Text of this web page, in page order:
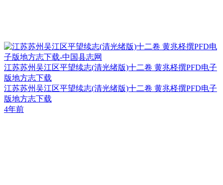
江苏苏州吴江区平望续志(清光绪版)十二卷 黄兆柽撰PFD电子
版地方志下载
江苏苏州吴江区平望续志(清光绪版)十二卷 黄兆柽撰PFD电子
版地方志下载
4年前